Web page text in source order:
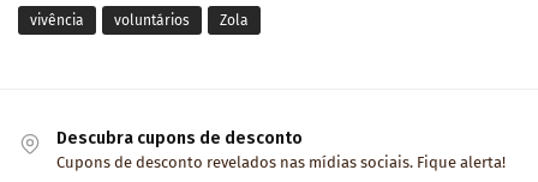
vivência voluntários Zola
Descubra cupons de desconto
Cupons de desconto revelados nas mídias sociais. Fique alerta!